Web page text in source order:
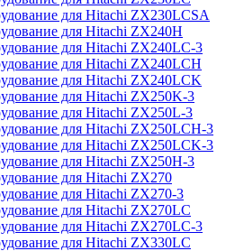
для Hitachi ZX230LCSA
для Hitachi ZX240H
для Hitachi ZX240LC-3
для Hitachi ZX240LCH
для Hitachi ZX240LCK
для Hitachi ZX250K-3
для Hitachi ZX250L-3
для Hitachi ZX250LCH-3
для Hitachi ZX250LCK-3
для Hitachi ZX250Н-3
для Hitachi ZX270
для Hitachi ZX270-3
для Hitachi ZX270LC
для Hitachi ZX270LC-3
для Hitachi ZX330LC